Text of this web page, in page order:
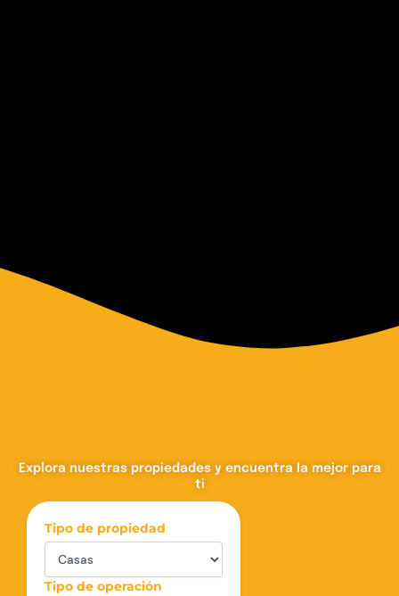
Explora nuestras propiedades y encuentra la mejor para
ti
Tipo de propiedad
Tipo de operación